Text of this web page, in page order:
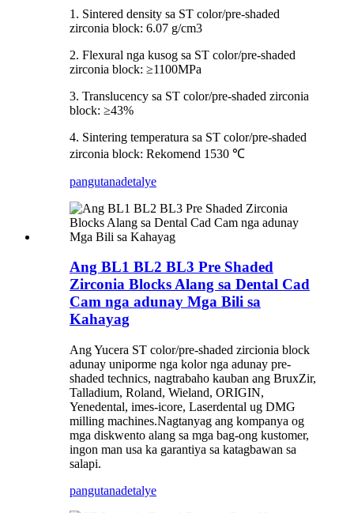
1. Sintered density sa ST color/pre-shaded
zirconia block: 6.07 g/cm3
2. Flexural nga kusog sa ST color/pre-shaded
zirconia block: ≥1100MPa
3. Translucency sa ST color/pre-shaded zirconia
block: ≥43%
4. Sintering temperatura sa ST color/pre-shaded
zirconia block: Rekomend 1530 ℃
pangutanadetalye
Ang BL1 BL2 BL3 Pre Shaded
Zirconia Blocks Alang sa Dental Cad
Cam nga adunay Mga Bili sa
Kahayag
Ang Yucera ST color/pre-shaded zircionia block
adunay uniporme nga kolor nga adunay pre-
shaded technics, nagtrabaho kauban ang BruxZir,
Talladium, Roland, Wieland, ORIGIN,
Yenedental, imes-icore, Laserdental ug DMG
milling machines.Nagtanyag ang kompanya og
mga diskwento alang sa mga bag-ong kustomer,
ingon man usa ka garantiya sa katagbawan sa
salapi.
pangutanadetalye